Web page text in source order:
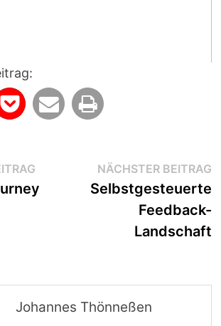
Vorheriger
Beitrag:
NÄCHSTER BEITRAG
Selbstgesteuerte
Feedback-
Landschaft
Johannes Thönneßen